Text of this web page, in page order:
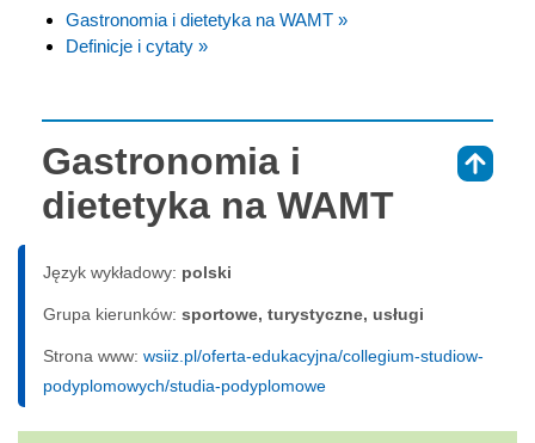
Gastronomia i dietetyka na WAMT »
Definicje i cytaty »
Gastronomia i
dietetyka na WAMT
Język wykładowy: polski
Grupa kierunków: sportowe, turystyczne, usługi
Strona www: wsiiz.pl/oferta-edukacyjna/collegium-studiow-
podyplomowych/studia-podyplomowe